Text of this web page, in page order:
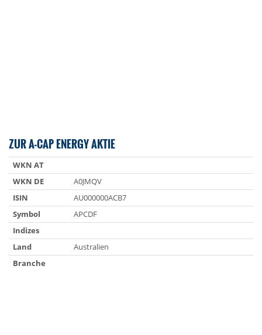
ZUR A-CAP ENERGY AKTIE
WKN AT
WKN DE
A0JMQV
ISIN
AU000000ACB7
Symbol
APCDF
Indizes
Land
Australien
Branche